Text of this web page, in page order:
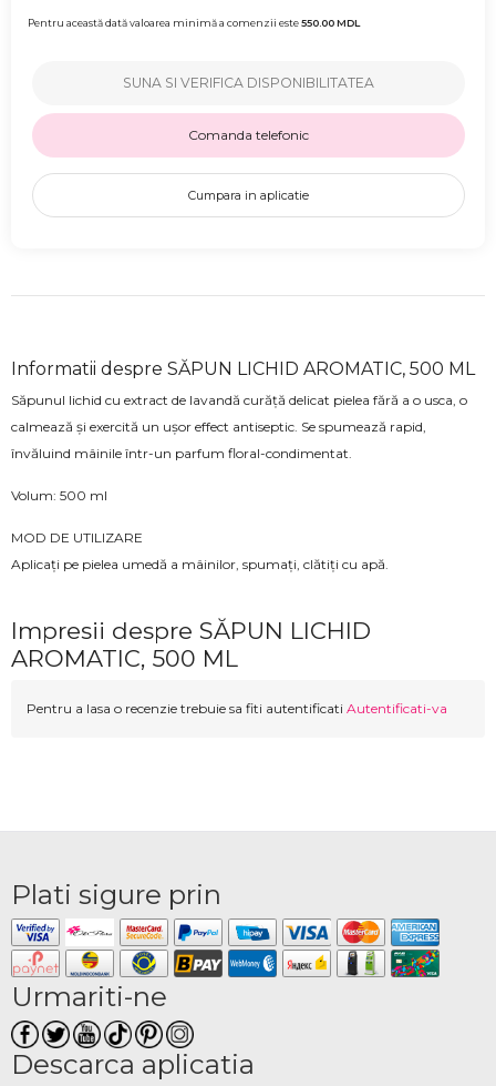
Pentru această dată valoarea minimă a comenzii este550.00MDL
SUNA SI VERIFICA DISPONIBILITATEA
Comanda telefonic
Cumpara in aplicatie
Informatii despre SĂPUN LICHID AROMATIC, 500 ML
Săpunul lichid cu extract de lavandă curăță delicat pielea fără a o usca, o
calmează și exercită un ușor effect antiseptic. Se spumează rapid,
învăluind mâinile într-un parfum floral-condimentat.
Volum: 500 ml
MOD DE UTILIZARE
Aplicați pe pielea umedă a mâinilor, spumați, clătiți cu apă.
Impresii despre SĂPUN LICHID
AROMATIC, 500 ML
Pentru a lasa o recenzie trebuie sa fiti autentificati Autentificati-va
Plati sigure prin
Urmariti-ne
Descarca aplicatia